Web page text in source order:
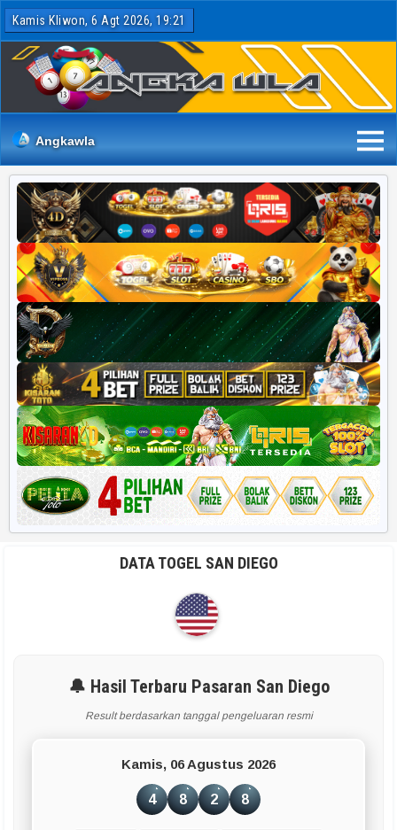
Kamis Kliwon, 6 Agt 2026, 19:21
Angkawla
DATA TOGEL SAN DIEGO
🔔 Hasil Terbaru Pasaran San Diego
Result berdasarkan tanggal pengeluaran resmi
Kamis, 06 Agustus 2026
4 8 2 8